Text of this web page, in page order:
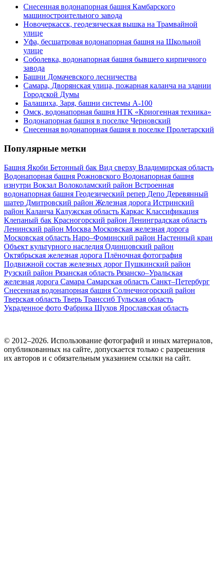
Снесенная водонапорная башня Камбарского
машиностроительного завода
Новочеркасск, геодезическая вышка на Трамвайной
улице
Уфа, бесшатровая водонапорная башня на Школьной
улице
Соболевка, водонапорная башня бывшего кирпичного
завода
Башни Домачевского лесничества
Самара, Дворянская улица, пожарная каланча на здании
Городской Думы
Балашиха, Заря, башни системы А-100
Омск, водонапорная башня НТК «Криогенная техника»
Водонапорная башня в поселке Черновский
Снесенная водонапорная башня в поселке Пролетарский
Популярные метки
Башня Якоби Бетонный бак Вид сверху Владимирская область
Водонапорная башня Рожновского Водонапорная башня
изнутри Вокзал Волоколамский район Встроенная
водонапорная башня Геодезический репер Депо Деревянный
шатер Дмитровский район Железная дорога Истринский
район Каланча Калужская область Каркас Классификация
Клепаный бак Красногорский район Ленинградская область
Ленинский район Москва Московская железная дорога
Московская область Наро–Фоминский район Настенный кран
Объект культурного наследия Одинцовский район
Октябрьская железная дорога Плёночная фотография
Подвижной состав железных дорог Пушкинский район
Рузский район Рязанская область Рязанско–Уральская
железная дорога Самара Самарская область Санкт–Петербург
Снесенная водонапорная башня Солнечногорский район
Тверская область Тверь Транссиб Тульская область
Украденное фото Фабрика Шухов Ярославская область
© 2012–2026. Использование фотографий и иных материалов,
опубликованных на сайте, допускается только с разрешения
их авторов и c обязательным указанием ссылки на сайт.